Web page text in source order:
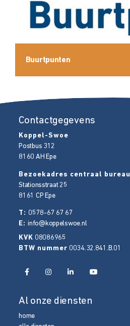
Buurtpunten
Contactgegevens
Koppel-Swoe
Postbus 312
8160 AH Epe
Bezoekadres centraal bureau
Stationsstraat 25
8161 CP Epe
T: 0578-67 67 67
E:info@koppelswoe.nl
KVK 08086965
BTW nummer 0034.32.841.B.01
Al onze diensten
home